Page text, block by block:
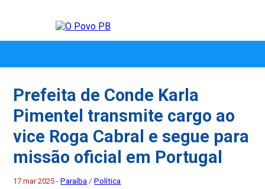
Prefeita de Conde Karla
Pimentel transmite cargo ao
vice Roga Cabral e segue para
missão oficial em Portugal
17 mar 2025 -Paraíba /Política